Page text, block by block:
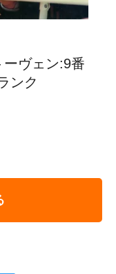
ヴェン:9番
ンク